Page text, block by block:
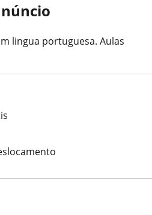
lingua portuguesa. Aulas